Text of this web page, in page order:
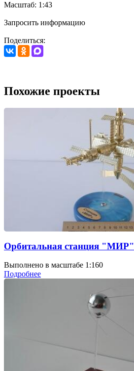
Масштаб: 1:43
Запросить информацию
Поделиться:
Похожие проекты
Орбитальная станция "МИР"
Выполнено в масштабе 1:160
Подробнее